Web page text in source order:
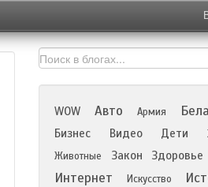
WOW Авто Армия
Бизнес Видео Дети
Животные
Закон Здоровье
Интернет Искусство